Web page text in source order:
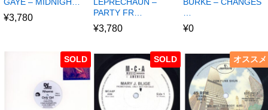
¥3,780
PARTY FR…
¥3,780 ¥0
SOLD SOLD オススメ